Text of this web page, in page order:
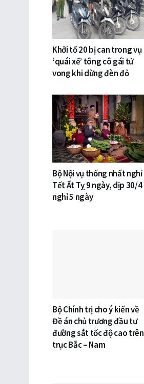
Khởi tố 20 bị can trong vụ
‘quái xế’ tông cô gái tử
vong khi dừng đèn đỏ
Bộ Nội vụ thống nhất nghỉ
Tết Ất Tỵ 9 ngày, dịp 30/4
nghỉ 5 ngày
Bộ Chính trị cho ý kiến về
Đề án chủ trương đầu tư
đường sắt tốc độ cao trên
trục Bắc – Nam